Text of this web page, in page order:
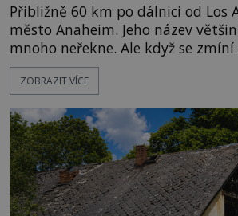
Přibližně 60 km po dálnici od Los
město Anaheim. Jeho název
mnoho neřekne. Ale když se
Disneyland, je hned jasno. Zábavní park vyroste na
poklidném místě bývalého sadu
kolem 17 000 000 zábavychtivých
velká snaha to utajit, někteří z
ZOBRAZIT VÍCE